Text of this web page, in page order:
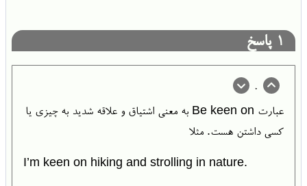
1 پاسخ
0
عبارت Be keen on به معنی اشتیاق و علاقه شدید به چیزی یا
کسی داشتن هست. مثلا
I’m keen on hiking and strolling in nature.